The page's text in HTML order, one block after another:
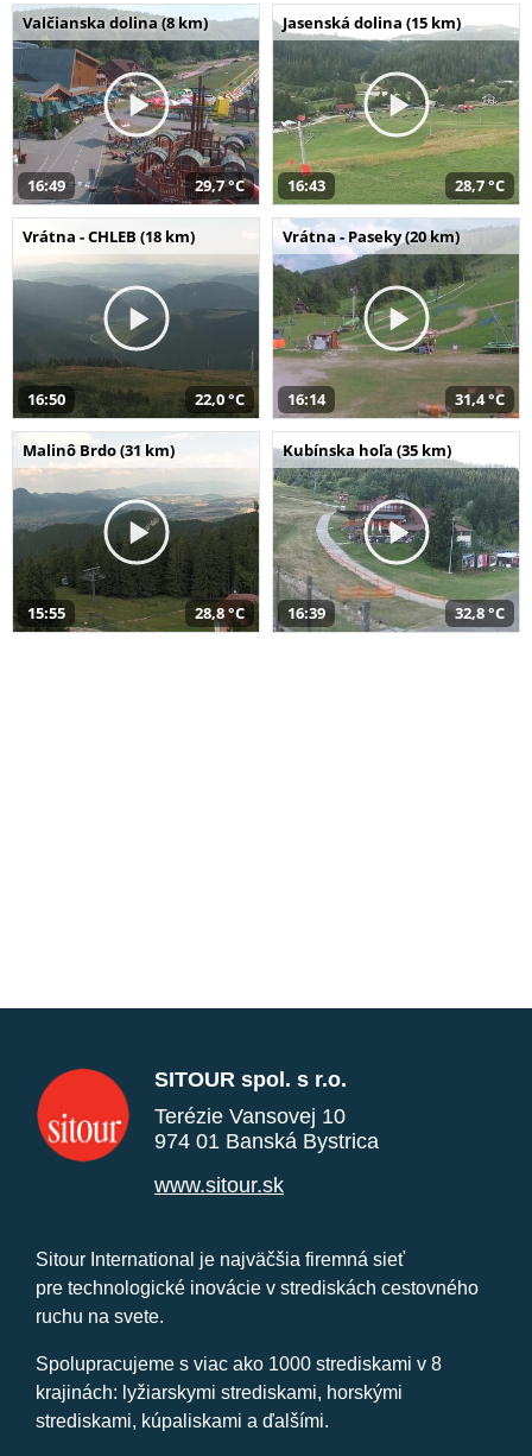
Valčianska dolina (8 km)
16:49 29,7 °C
Jasenská dolina (15 km)
16:43 28,7 °C
Vrátna - CHLEB (18 km)
16:50 22,0 °C
Vrátna - Paseky (20 km)
16:14 31,4 °C
Malinô Brdo (31 km)
15:55 28,8 °C
Kubínska hoľa (35 km)
16:39 32,8 °C
SITOUR spol. s r.o.
Terézie Vansovej 10
974 01 Banská Bystrica
www.sitour.sk
Sitour International je najväčšia firemná sieť
pre technologické inovácie v strediskách cestovného
ruchu na svete.
Spolupracujeme s viac ako 1000 strediskami v 8
krajinách: lyžiarskymi strediskami, horskými
strediskami, kúpaliskami a ďalšími.